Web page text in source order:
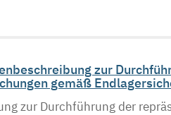
zur
gemäß
zur Durchführung der